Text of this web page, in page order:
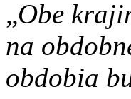
„Obe
na
obdobia